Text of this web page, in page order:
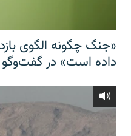
«جنگ چگونه الگوی
داده است» در گفت‌وگو